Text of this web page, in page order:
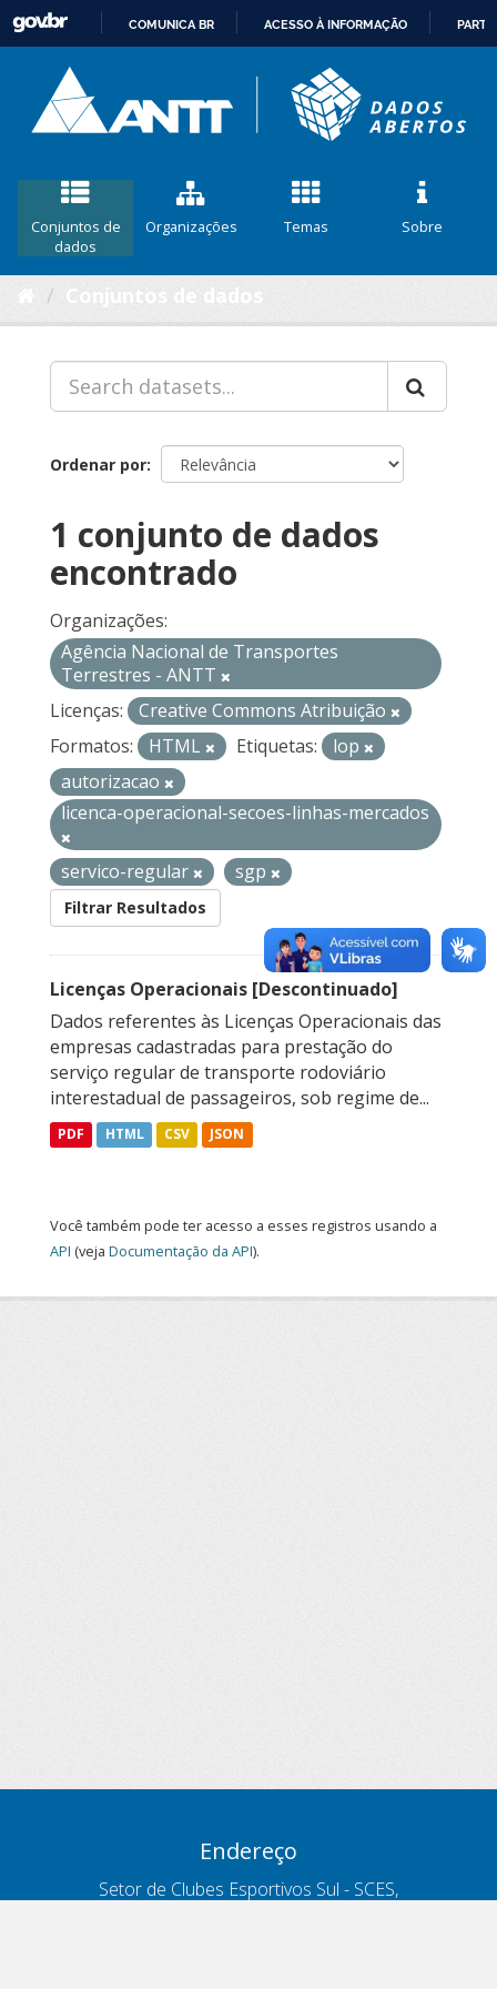
CONTEÚDO
COMUNICA BR ACESSO À INFORMAÇÃO
Conjuntos de
dados
Organizações Temas Sobre
Ordenar por
1 conjunto de dados
encontrado
Organizações:
Agência Nacional de Transportes
Terrestres - ANTT
Licenças:
Creative Commons Atribuição
Formatos:
HTML Etiquetas:
lop
autorizacao
licenca-operacional-secoes-linhas-mercados
servico-regular sgp
Filtrar Resultados
Licenças Operacionais [Descontinuado]
Dados referentes às Licenças Operacionais das
empresas cadastradas para prestação do
serviço regular de transporte rodoviário
interestadual de passageiros, sob regime de...
PDF HTML CSV JSON
Você também pode ter acesso a esses registros usando a
API (veja Documentação da API).
Endereço
Setor de Clubes Esportivos Sul - SCES,